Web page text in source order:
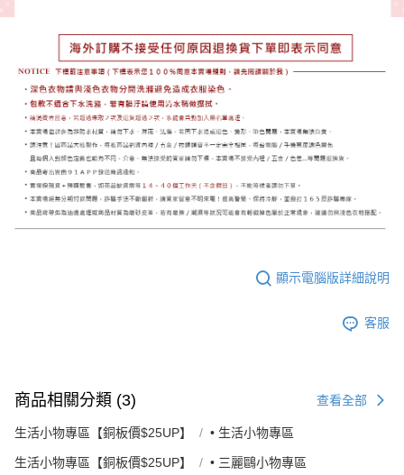
顯示電腦版詳細說明
客服
商品相關分類 (3) 查看全部
生活小物專區【銅板價$25UP】 • 生活小物專區
生活小物專區【銅板價$25UP】 • 三麗鷗小物專區